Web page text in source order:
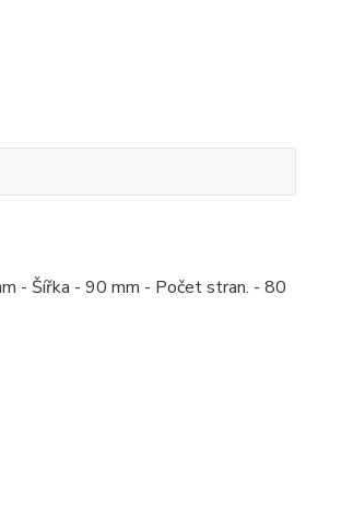
- Šířka - 90 mm - Počet stran. - 80